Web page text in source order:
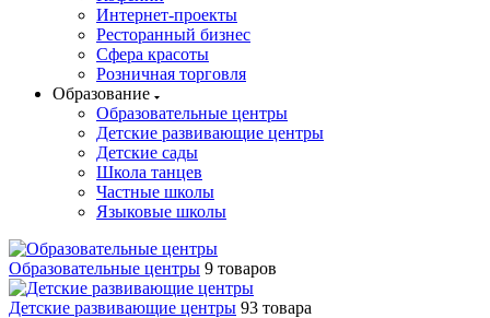
Интернет-проекты
Ресторанный бизнес
Сфера красоты
Розничная торговля
Образование
Образовательные центры
Детские развивающие центры
Детские сады
Школа танцев
Частные школы
Языковые школы
Образовательные центры 9 товаров
Детские развивающие центры 93 товара